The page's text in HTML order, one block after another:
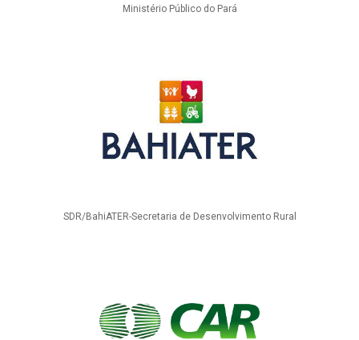
Ministério Público do Pará
SDR/BahiATER-Secretaria de Desenvolvimento Rural